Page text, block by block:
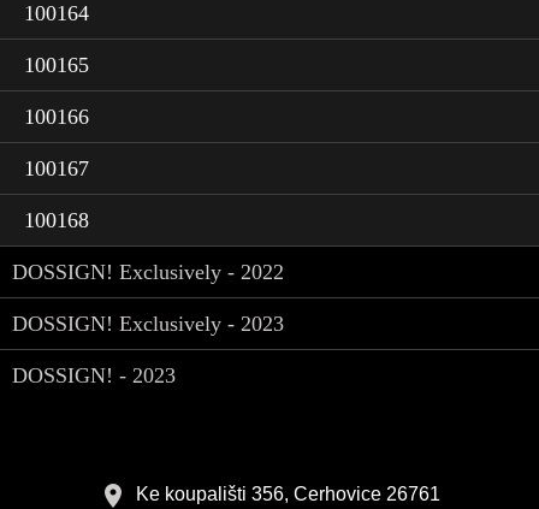
100164
100165
100166
100167
100168
DOSSIGN! Exclusively - 2022
DOSSIGN! Exclusively - 2023
DOSSIGN! - 2023
Ke koupališti 356, Cerhovice 26761